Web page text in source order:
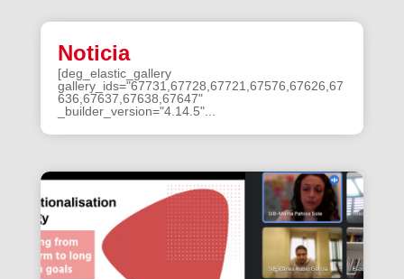
Noticia
[deg_elastic_gallery
gallery_ids="67731,67728,67721,67576,67626,67
636,67637,67638,67647"
_builder_version="4.14.5"...